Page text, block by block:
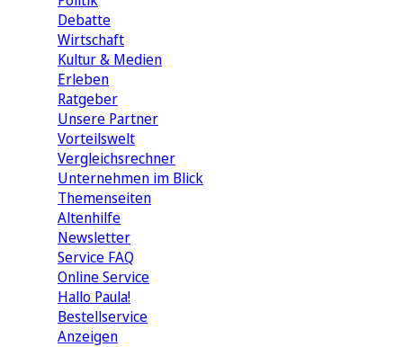
Debatte
Wirtschaft
Kultur & Medien
Erleben
Ratgeber
Unsere Partner
Vorteilswelt
Vergleichsrechner
Unternehmen im Blick
Themenseiten
Altenhilfe
Newsletter
Service FAQ
Online Service
Hallo Paula!
Bestellservice
Anzeigen